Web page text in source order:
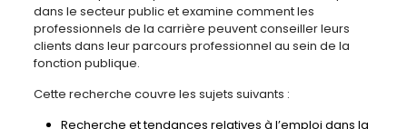
dans le secteur public et examine comment les
professionnels de la carrière peuvent conseiller leurs
clients dans leur parcours professionnel au sein de la
fonction publique.
Cette recherche couvre les sujets suivants :
Recherche et tendances relatives à l’emploi dans la